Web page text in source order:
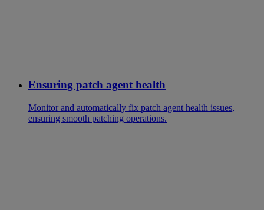
Ensuring patch agent health
Monitor and automatically fix patch agent health issues,
ensuring smooth patching operations.